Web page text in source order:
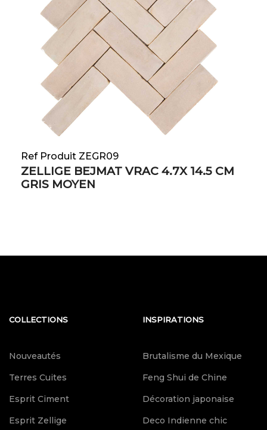
Ref Produit ZEGR09
ZELLIGE BEJMAT VRAC 4.7X 14.5 CM
GRIS MOYEN
COLLECTIONS
Nouveautés
Terres Cuites
Esprit Ciment
Esprit Zellige
INSPIRATIONS
Brutalisme du Mexique
Feng Shui de Chine
Décoration japonaise
Deco Indienne chic